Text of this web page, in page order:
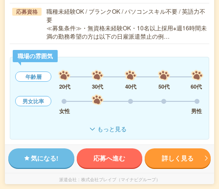
応募資格
職種未経験OK / ブランクOK / パソコンスキル不要 / 英語力不
要
≪募集条件≫・無資格未経験OK・10名以上採用※週16時間未
満の勤務希望の方は以下の日雇派遣禁止の例…
職場の雰囲気
年齢層
20代
30代 40代 50代
60代
男女比率
女性
男性
もっと見る
気になる! 応募へ進む 詳しく見る
派遣会社 株式会社ブレイブ（マイナビグループ）